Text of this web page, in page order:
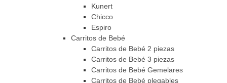
Kunert
Chicco
Espiro
Carritos de Bebé
Carritos de Bebé 2 piezas
Carritos de Bebé 3 piezas
Carritos de Bebé Gemelares
Carritos de Bebé plegables